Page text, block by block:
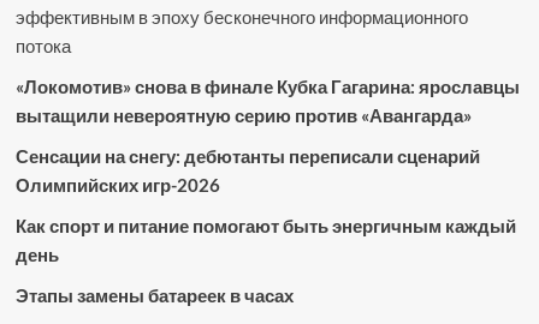
эффективным в эпоху бесконечного информационного
потока
«Локомотив» снова в финале Кубка Гагарина: ярославцы
вытащили невероятную серию против «Авангарда»
Сенсации на снегу: дебютанты переписали сценарий
Олимпийских игр-2026
Как спорт и питание помогают быть энергичным каждый
день
Этапы замены батареек в часах